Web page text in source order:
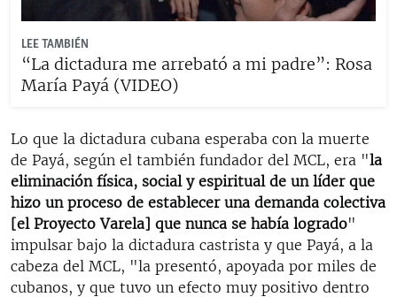
LEE TAMBIÉN
“La dictadura me arrebató a mi padre”: Rosa
María Payá (VIDEO)
Lo que la dictadura cubana esperaba con la muerte
de Payá, según el también fundador del MCL, era "la
eliminación física, social y espiritual de un líder que
hizo un proceso de establecer una demanda colectiva
[el Proyecto Varela] que nunca se había logrado"
impulsar bajo la dictadura castrista y que Payá, a la
cabeza del MCL, "la presentó, apoyada por miles de
cubanos, y que tuvo un efecto muy positivo dentro